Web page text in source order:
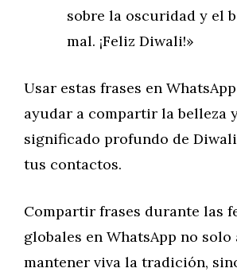
sobre la oscuridad y el
mal. ¡Feliz Diwali!»
Usar estas frases en
ayudar a compartir la belleza
significado profundo de
tus contactos.
Compartir frases durante las
globales en WhatsApp no solo
mantener viva la tradición,